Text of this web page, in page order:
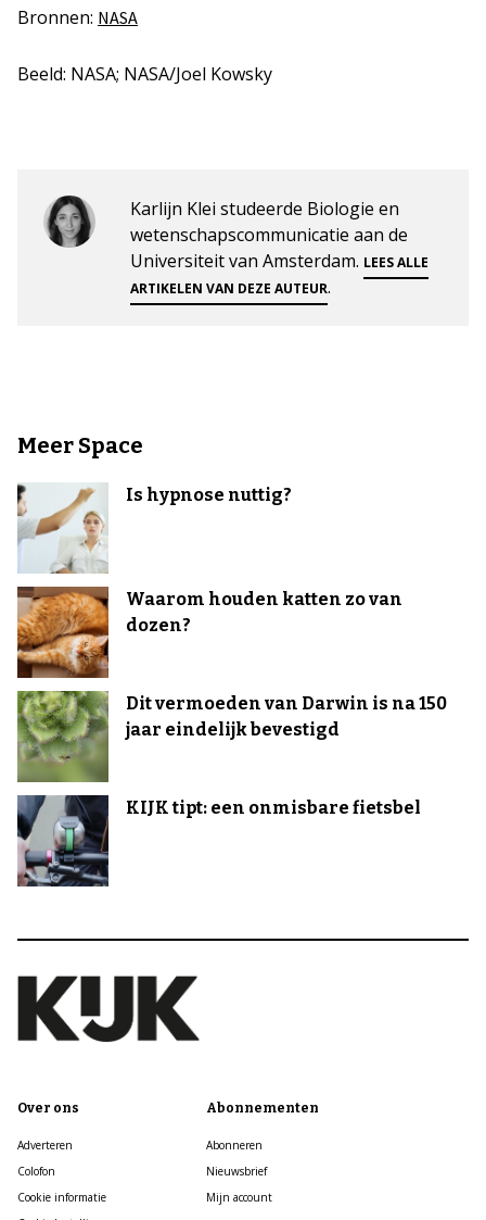
Bronnen: NASA
Beeld: NASA; NASA/Joel Kowsky
Karlijn Klei studeerde Biologie en
wetenschapscommunicatie aan de
Universiteit van Amsterdam. LEES ALLE
ARTIKELEN VAN DEZE AUTEUR.
Meer Space
Is hypnose nuttig?
Waarom houden katten zo van
dozen?
Dit vermoeden van Darwin is na 150
jaar eindelijk bevestigd
KIJK tipt: een onmisbare fietsbel
Over ons
Adverteren
Colofon
Cookie informatie
Abonnementen
Abonneren
Nieuwsbrief
Mijn account